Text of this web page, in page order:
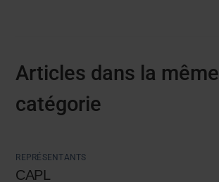
Articles dans la même
catégorie
REPRÉSENTANTS
CAPL